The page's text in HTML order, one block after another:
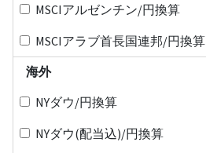
MSCIアルゼンチン/円換算
MSCIアラブ首長国連邦/円換算
海外
NYダウ/円換算
NYダウ(配当込)/円換算